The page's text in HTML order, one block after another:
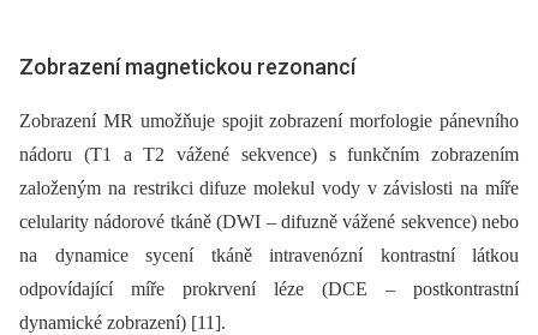
Zobrazení magnetickou rezonancí
Zobrazení MR umožňuje spojit zobrazení morfologie pánevního
nádoru (T1 a T2 vážené sekvence) s funkčním zobrazením
založeným na restrikci difuze molekul vody v závislosti na míře
celularity nádorové tkáně (DWI –⁠ difuzně vážené sekvence) nebo
na dynamice sycení tkáně intravenózní kontrastní látkou
odpovídající míře prokrvení léze (DCE –⁠ postkontrastní
dynamické zobrazení) [11].